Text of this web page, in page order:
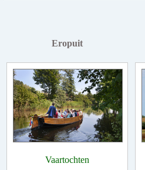
Eropuit
Vaartochten